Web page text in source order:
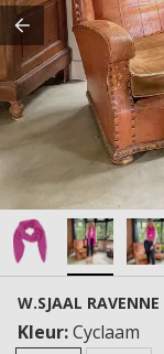
W.SJAAL RAVENNE
Kleur:Cyclaam